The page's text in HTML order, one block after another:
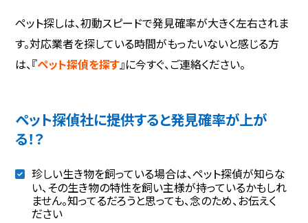
ペット探しは、初動スピードで発見確率が大きく左右されま
す。対応業者を探している時間がもったいないと感じる方
は、『ペット探偵を探す』に今すぐ、ご連絡ください。
ペット探偵社に提供すると発見確率が上が
る！？
珍しい生き物を飼っている場合は、ペット探偵が知らな
い、その生き物の特性を飼い主様が持っているかもしれ
ません。知ってるだろうと思っても、念のため、お伝えく
ださい